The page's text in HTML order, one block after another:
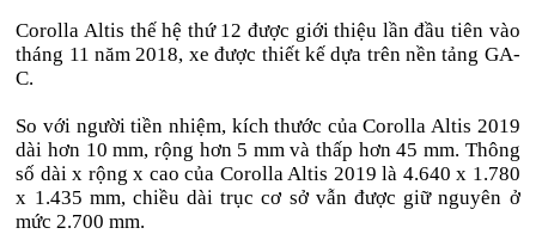
Corolla Altis thế hệ thứ 12 được giới thiệu lần đầu tiên vào
tháng 11 năm 2018, xe được thiết kế dựa trên nền tảng GA-
C.
So với người tiền nhiệm, kích thước của Corolla Altis 2019
dài hơn 10 mm, rộng hơn 5 mm và thấp hơn 45 mm. Thông
số dài x rộng x cao của Corolla Altis 2019 là 4.640 x 1.780
x 1.435 mm, chiều dài trục cơ sở vẫn được giữ nguyên ở
mức 2.700 mm.